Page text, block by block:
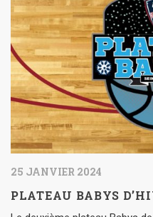
25 JANVIER 2024
PLATEAU BABYS